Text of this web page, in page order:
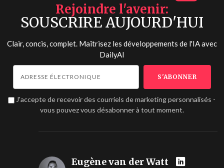
Rejoindre l'avenir
SOUSCRIRE AUJOURD'HUI
Clair, concis, complet. Maîtrisez les développements de l'IA avec
DailyAI
J'accepte de recevoir des courriels de marketing personnalisés -
vous pouvez vous désabonner à tout moment.
Eugène van der Watt